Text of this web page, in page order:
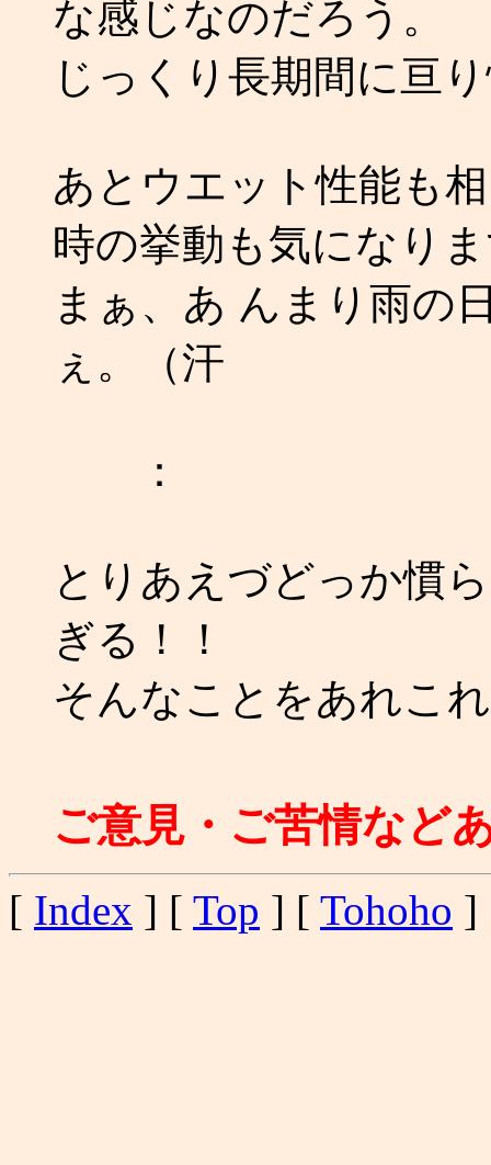
な感じなのだろう。
じっくり長期間に亘
あとウエット性能も
時の挙動も気になり
まぁ、あ んまり雨の
ぇ。（汗
：
とりあえづどっか慣
ぎる！！
そんなことをあれこ
ご意見・ご苦情など
[ Index ] [ Top ] [ Tohoho ]